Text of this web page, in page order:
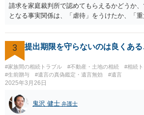
請求を家庭裁判所で認めてもらえるかどうか
となる事実関係は、「虐待」をうけたか、「
「廃除」は遺言でも可能です（民法８９３条
情を話して相談して、「廃除」が可能か、実
とをお勧めします。
3 提出期限を守らないのは良くある
#家族間の相続トラブル #不動産・土地の相続
#相続
#生前贈与
#遺言の真偽鑑定・遺言無効 #遺言
2025年3月26日
鬼沢 健士 弁護士